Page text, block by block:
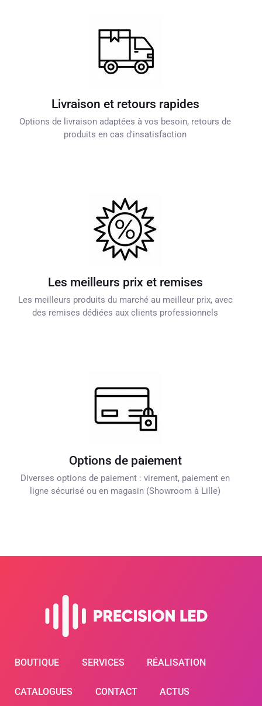
Livraison et retours rapides
Options de livraison adaptées à vos besoin, retours de
produits en cas d'insatisfaction
Les meilleurs prix et remises
Les meilleurs produits du marché au meilleur prix, avec
des remises dédiées aux clients professionnels
Options de paiement
Diverses options de paiement : virement, paiement en
ligne sécurisé ou en magasin (Showroom à Lille)
BOUTIQUE SERVICES RÉALISATION
CATALOGUES CONTACT ACTUS